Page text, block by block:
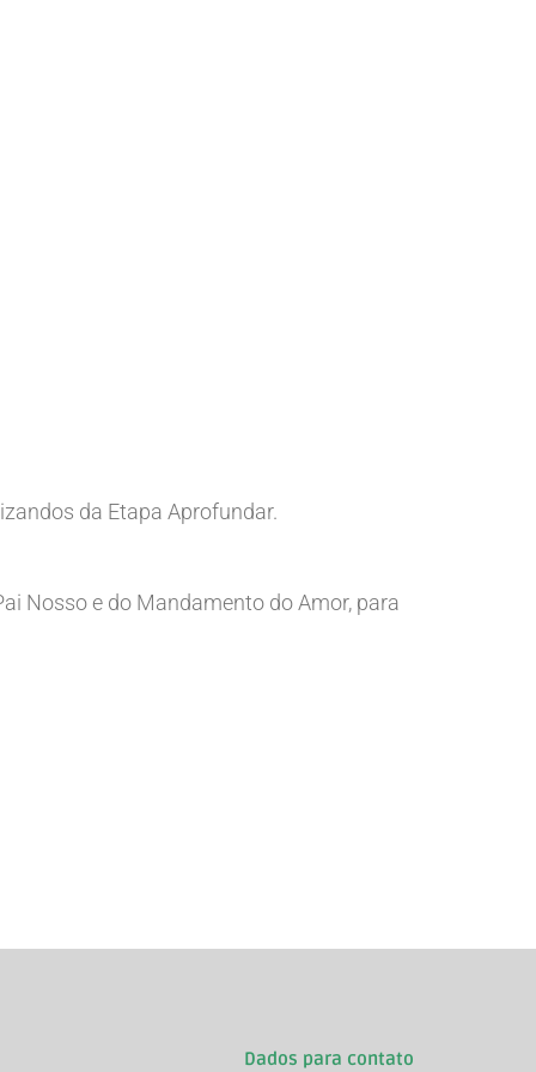
da Etapa Aprofundar.
Nosso e do Mandamento do Amor, para
Dados para contato